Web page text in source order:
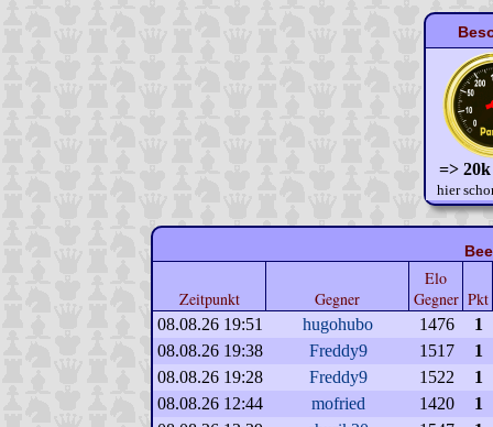
=>
hier
Zeitpunkt Gegner
Elo
Gegner Pkt
08.08.26 19:51 hugohubo 1476
1
08.08.26 19:38
Freddy9 1517
1
08.08.26 19:28
Freddy9 1522
1
08.08.26 12:44
mofried 1420
1